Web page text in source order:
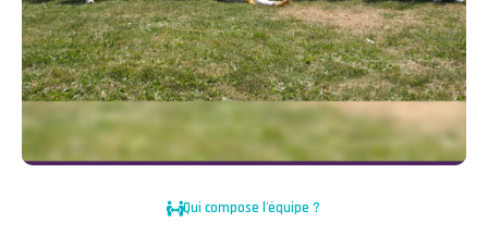
Qui compose l'équipe ?